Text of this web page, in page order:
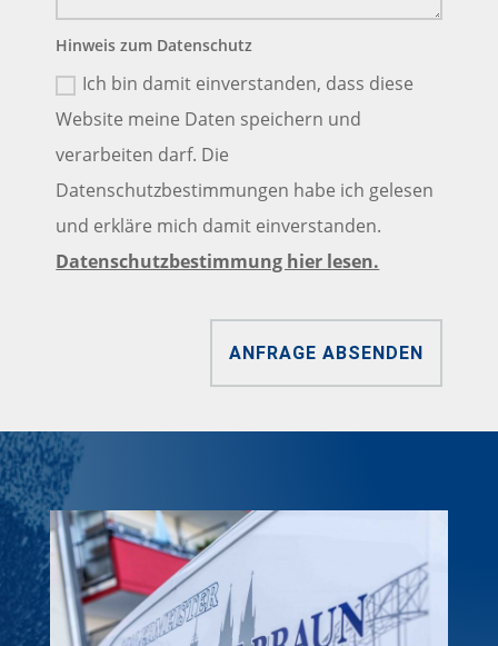
Hinweis zum Datenschutz
Ich bin damit einverstanden, dass diese
Website meine Daten speichern und
verarbeiten darf. Die
Datenschutzbestimmungen habe ich gelesen
und erkläre mich damit einverstanden.
Datenschutzbestimmung hier lesen.
ANFRAGE ABSENDEN